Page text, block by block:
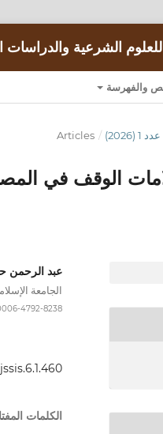
الشرعية والدراسات
والفهرسة
/
Articles
الوقف في
عبد الرحمن
الجامعة
4792-8238
الكلمات